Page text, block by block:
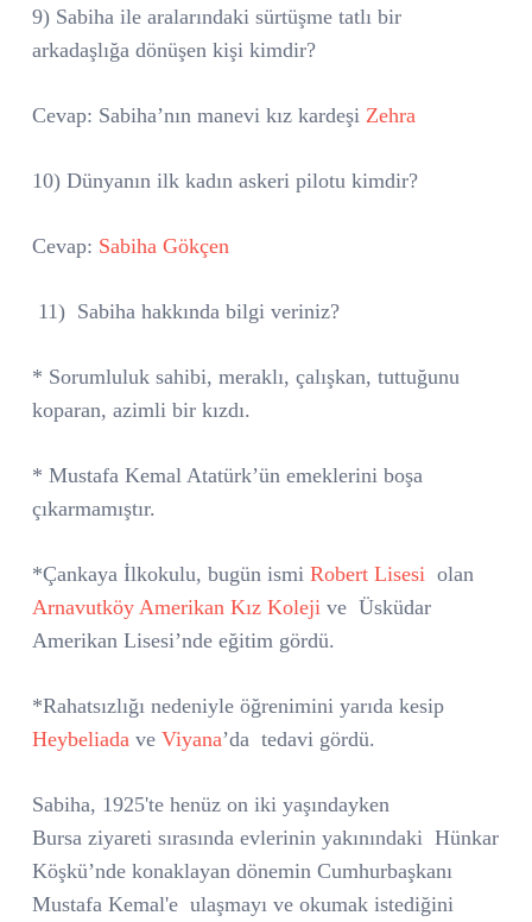
9) Sabiha ile aralarındaki sürtüşme tatlı bir
arkadaşlığa dönüşen kişi kimdir?
Cevap: Sabiha’nın manevi kız kardeşi Zehra
10) Dünyanın ilk kadın askeri pilotu kimdir?
Cevap: Sabiha Gökçen
11) Sabiha hakkında bilgi veriniz?
* Sorumluluk sahibi, meraklı, çalışkan, tuttuğunu
koparan, azimli bir kızdı.
* Mustafa Kemal Atatürk’ün emeklerini boşa
çıkarmamıştır.
*Çankaya İlkokulu, bugün ismi Robert Lisesi olan
Arnavutköy Amerikan Kız Koleji ve Üsküdar
Amerikan Lisesi’nde eğitim gördü.
*Rahatsızlığı nedeniyle öğrenimini yarıda kesip
Heybeliada ve Viyana’da tedavi gördü.
Sabiha, 1925'te henüz on iki yaşındayken
Bursa ziyareti sırasında evlerinin yakınındaki Hünkar
Köşkü’nde konaklayan dönemin Cumhurbaşkanı
Mustafa Kemal'e ulaşmayı ve okumak istediğini